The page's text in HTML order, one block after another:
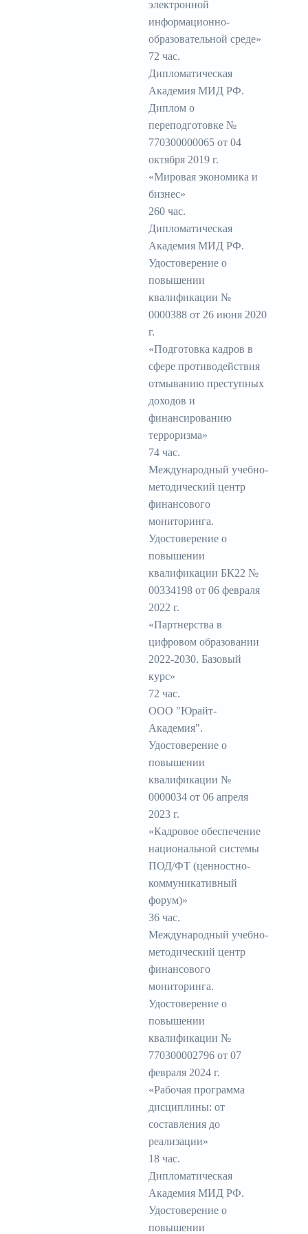
электронной
информационно-
образовательной среде»
72 час.
Дипломатическая
Академия МИД РФ.
Диплом о
переподготовке №
770300000065 от 04
октября 2019 г.
«Мировая экономика и
бизнес»
260 час.
Дипломатическая
Академия МИД РФ.
Удостоверение о
повышении
квалификации №
0000388 от 26 июня 2020
г.
«Подготовка кадров в
сфере противодействия
отмыванию преступных
доходов и
финансированию
терроризма»
74 час.
Международный учебно-
методический центр
финансового
мониторинга.
Удостоверение о
повышении
квалификации БК22 №
00334198 от 06 февраля
2022 г.
«Партнерства в
цифровом образовании
2022-2030. Базовый
курс»
72 час.
ООО "Юрайт-
Академия".
Удостоверение о
повышении
квалификации №
0000034 от 06 апреля
2023 г.
«Кадровое обеспечение
национальной системы
ПОД/ФТ (ценностно-
коммуникативный
форум)»
36 час.
Международный учебно-
методический центр
финансового
мониторинга.
Удостоверение о
повышении
квалификации №
770300002796 от 07
февраля 2024 г.
«Рабочая программа
дисциплины: от
составления до
реализации»
18 час.
Дипломатическая
Академия МИД РФ.
Удостоверение о
повышении